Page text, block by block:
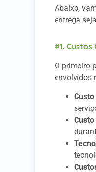
Abaixo,
entrega
#1. Custos
O primeiro
envolvidos